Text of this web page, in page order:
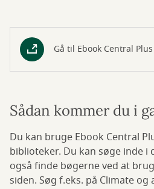
Gå til Ebook Central Plus
Sådan kommer du i
Du kan bruge Ebook Central
biblioteker. Du kan søge inde i
også finde bøgerne ved at
siden. Søg f.eks. på Climate